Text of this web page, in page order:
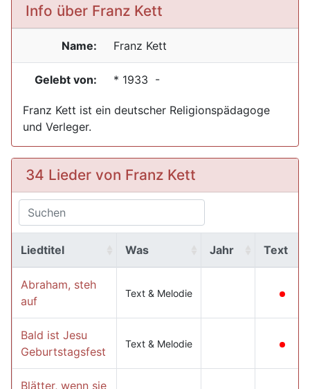
Info über Franz Kett
Name: Franz Kett
Gelebt von: * 1933 -
Franz Kett ist ein deutscher Religionspädagoge
und Verleger.
34 Lieder von Franz Kett
Liedtitel Was Jahr Text
Abraham, steh
auf
Text & Melodie
Bald ist Jesu
Geburtstagsfest
Text & Melodie
Blätter, wenn sie